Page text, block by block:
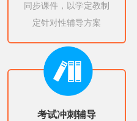
同步课件，以学定教制
定针对性辅导方案
考试冲刺辅导